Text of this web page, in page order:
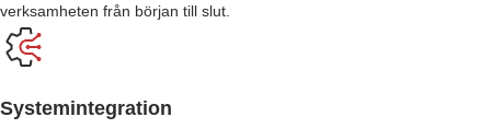
verksamheten från början till slut.
Systemintegration